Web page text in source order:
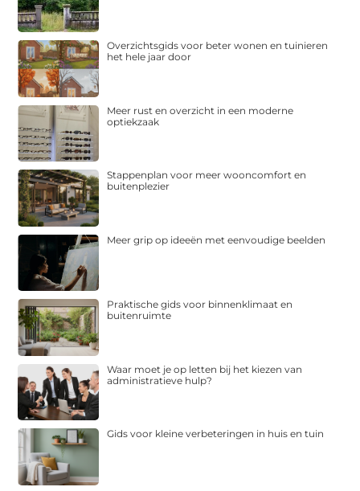
Overzichtsgids voor beter wonen en tuinieren
het hele jaar door
Meer rust en overzicht in een moderne
optiekzaak
Stappenplan voor meer wooncomfort en
buitenplezier
Meer grip op ideeën met eenvoudige beelden
Praktische gids voor binnenklimaat en
buitenruimte
Waar moet je op letten bij het kiezen van
administratieve hulp?
Gids voor kleine verbeteringen in huis en tuin